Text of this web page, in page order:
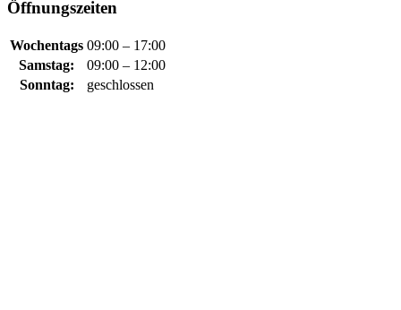
Öffnungszeiten
Wochentags 09:00 – 17:00
Samstag:
09:00 – 12:00
Sonntag:
geschlossen